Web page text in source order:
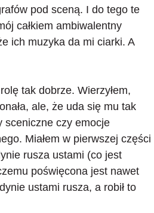
pod sceną. I do tego te
całkiem ambiwalentny
ich muzyka da mi ciarki. A
tak dobrze. Wierzyłem,
ale, że uda się mu tak
sceniczne czy emocje
. Miałem w pierwszej części
rusza ustami (co jest
poświęcona jest nawet
ustami rusza, a robił to